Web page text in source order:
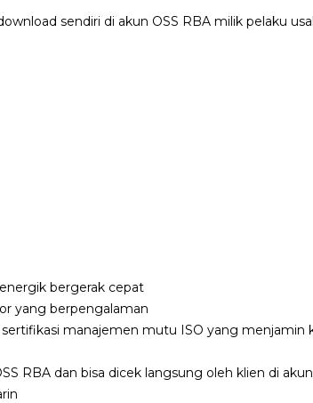
sendiri di akun OSS RBA milik pelaku
bergerak cepat
yang berpengalaman
manajemen mutu ISO yang menjamin
RBA dan bisa dicek langsung oleh klien di